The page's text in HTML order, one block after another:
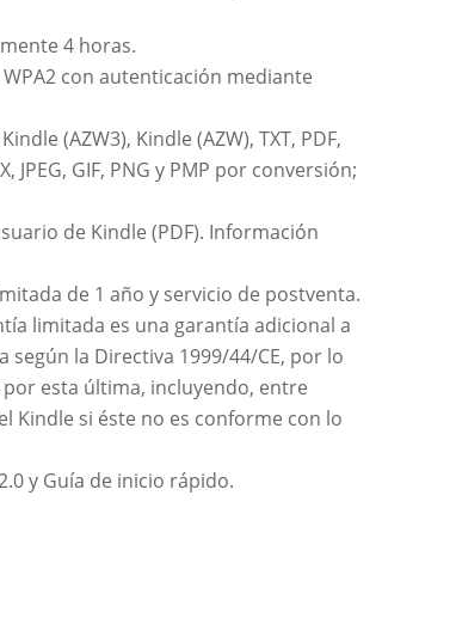
4 horas.
con autenticación mediante
(AZW3), Kindle (AZW), TXT, PDF,
JPEG, GIF, PNG y PMP por conversión;
de Kindle (PDF). Información
de 1 año y servicio de postventa.
limitada es una garantía adicional a
la Directiva 1999/44/CE, por lo
esta última, incluyendo, entre
Kindle si éste no es conforme con lo
y Guía de inicio rápido.